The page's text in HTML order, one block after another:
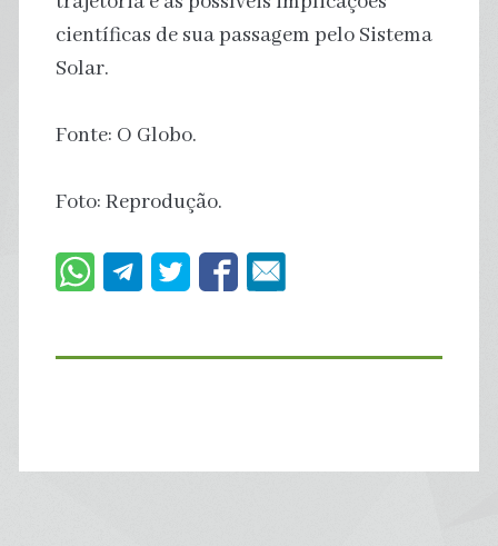
científicas de sua passagem pelo Sistema
Solar.
Fonte: O Globo.
Foto: Reprodução.